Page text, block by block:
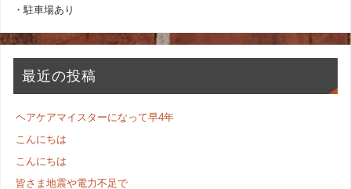
・駐車場あり
最近の投稿
ヘアケアマイスターになって早4年
こんにちは
こんにちは
皆さま地震や電力不足で